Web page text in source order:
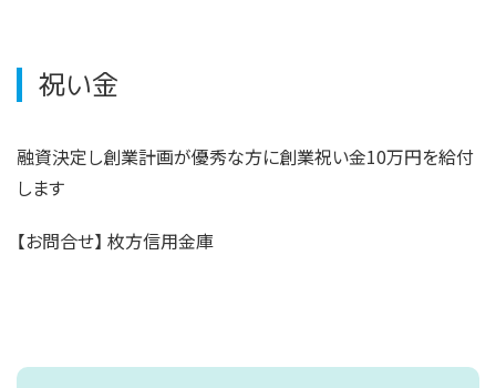
祝い金
融資決定し創業計画が優秀な方に創業祝い金10万円を給付
します
【お問合せ】 枚方信用金庫